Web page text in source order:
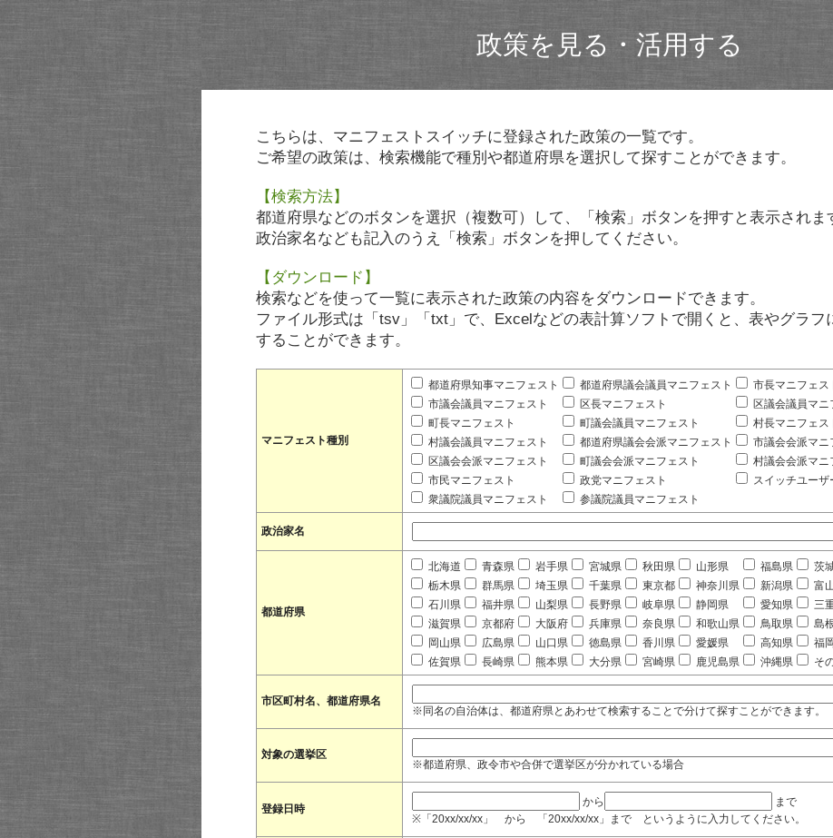
政策を見る・活用する
こちらは、マニフェストスイッチに登録された政策の一覧です。
ご希望の政策は、検索機能で種別や都道府県を選択して探すことができます。
【検索方法】
都道府県などのボタンを選択（複数可）して、「検索」ボタンを押すと表示されま
政治家名なども記入のうえ「検索」ボタンを押してください。
【ダウンロード】
検索などを使って一覧に表示された政策の内容をダウンロードできます。
ファイル形式は「tsv」「txt」で、Excelなどの表計算ソフトで開くと、表やグラフ
することができます。
マニフェスト種別
都道府県知事マニフェスト 都道府県議会議員マニフェスト
市長マニフェス
市議会議員マニフェスト
区長マニフェスト
区議会議員マニ
町長マニフェスト
町議会議員マニフェスト
村長マニフェス
村議会議員マニフェスト
都道府県議会会派マニフェスト
市議会会派マニ
区議会会派マニフェスト
町議会会派マニフェスト
村議会会派マニ
市民マニフェスト
政党マニフェスト
スイッチユーザ
衆議院議員マニフェスト
参議院議員マニフェスト
政治家名
都道府県
北海道 青森県 岩手県 宮城県 秋田県 山形県 福島県
茨
栃木県
群馬県 埼玉県 千葉県 東京都 神奈川県 新潟県
富
石川県
福井県 山梨県 長野県 岐阜県 静岡県 愛知県
三
滋賀県
京都府 大阪府 兵庫県 奈良県 和歌山県 鳥取県
島
岡山県
広島県 山口県 徳島県 香川県 愛媛県 高知県
福
佐賀県
長崎県 熊本県 大分県 宮崎県 鹿児島県 沖縄県 そ
市区町村名、都道府県名
※同名の自治体は、都道府県とあわせて検索することで分けて探すことができます。
対象の選挙区
※都道府県、政令市や合併で選挙区が分かれている場合
登録日時
から
まで
※「20xx/xx/xx」 から 「20xx/xx/xx」まで というように入力してください。